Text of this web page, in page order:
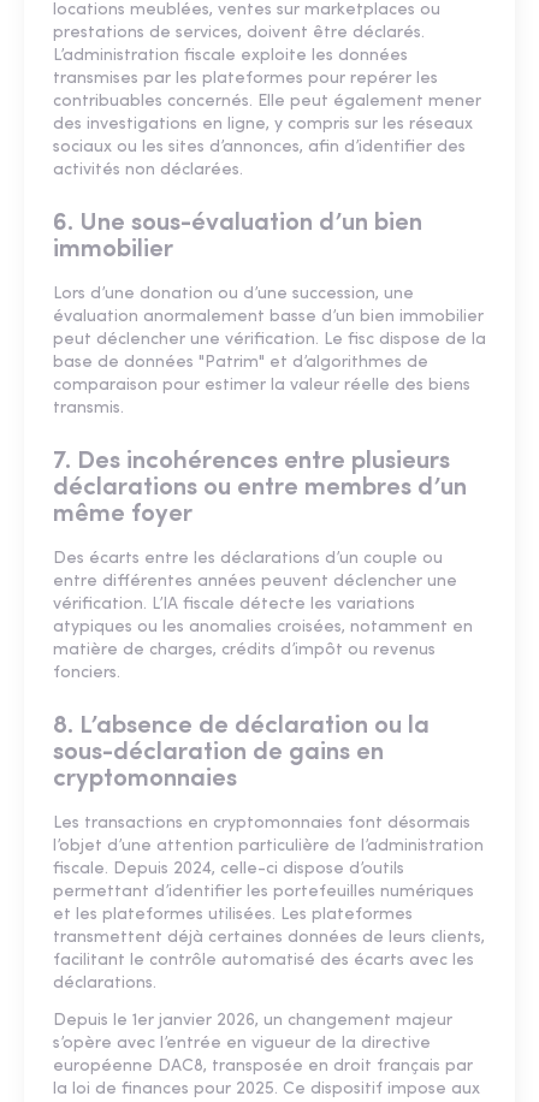
locations meublées, ventes sur marketplaces ou
prestations de services, doivent être déclarés.
L’administration fiscale exploite les données
transmises par les plateformes pour repérer les
contribuables concernés. Elle peut également mener
des investigations en ligne, y compris sur les réseaux
sociaux ou les sites d’annonces, afin d’identifier des
activités non déclarées.
6. Une sous-évaluation d’un bien
immobilier
Lors d’une donation ou d’une succession, une
évaluation anormalement basse d’un bien immobilier
peut déclencher une vérification. Le fisc dispose de la
base de données "Patrim" et d’algorithmes de
comparaison pour estimer la valeur réelle des biens
transmis.
7. Des incohérences entre plusieurs
déclarations ou entre membres d’un
même foyer
Des écarts entre les déclarations d’un couple ou
entre différentes années peuvent déclencher une
vérification. L’IA fiscale détecte les variations
atypiques ou les anomalies croisées, notamment en
matière de charges, crédits d’impôt ou revenus
fonciers.
8. L’absence de déclaration ou la
sous-déclaration de gains en
cryptomonnaies
Les transactions en cryptomonnaies font désormais
l’objet d’une attention particulière de l’administration
fiscale. Depuis 2024, celle-ci dispose d’outils
permettant d’identifier les portefeuilles numériques
et les plateformes utilisées. Les plateformes
transmettent déjà certaines données de leurs clients,
facilitant le contrôle automatisé des écarts avec les
déclarations.
Depuis le 1er janvier 2026, un changement majeur
s’opère avec l’entrée en vigueur de la directive
européenne DAC8, transposée en droit français par
la loi de finances pour 2025. Ce dispositif impose aux